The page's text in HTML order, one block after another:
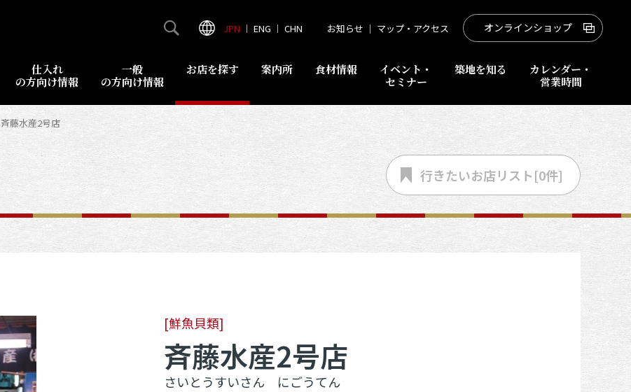
仕入れ
の方向け情報
一般
の方向け情報
お店を探す 案内所 食材情報
イベント・
セミナー
築地を知る
カレンダー・
営業時間
JPN ｜ ENG ｜ CHN お知らせ ｜ マップ・アクセス オンラインショップ
斉藤水産2号店
行きたいお店リスト[0件]
[鮮魚貝類]
斉藤水産2号店
さいとうすいさん にごうてん